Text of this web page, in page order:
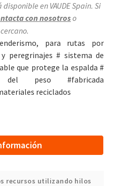
en VAUDE Spain. Si
con nosotroso
para rutas por
peregrinajes # sistema de
que protege la espalda #
del peso #fabricada
reciclados
recursos utilizando hilos